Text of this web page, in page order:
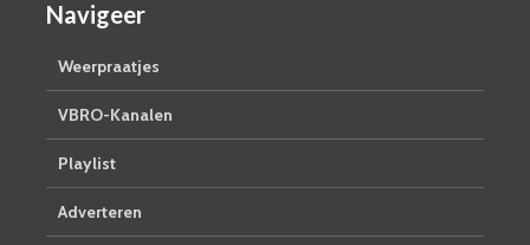
Navigeer
Weerpraatjes
VBRO-Kanalen
Playlist
Adverteren